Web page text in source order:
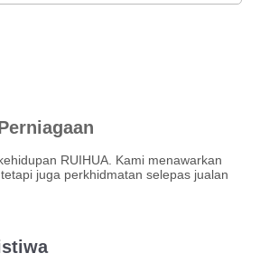
RUIHUA. Kami menawarkan
juga perkhidmatan selepas jualan